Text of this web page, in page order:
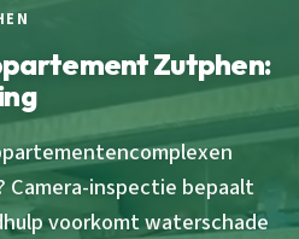
Zutphen:
Camera-inspectie bepaalt
voorkomt waterschade